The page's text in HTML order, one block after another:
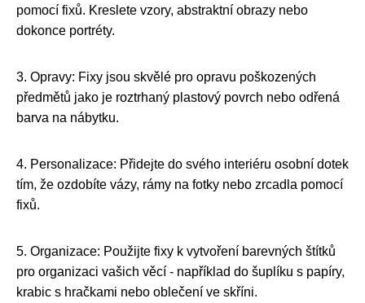
pomocí fixů. Kreslete vzory, abstraktní obrazy nebo
dokonce portréty.
3. Opravy: Fixy jsou skvělé pro opravu poškozených
předmětů jako je roztrhaný plastový povrch nebo odřená
barva na nábytku.
4. Personalizace: Přidejte do svého interiéru osobní dotek
tím, že ozdobíte vázy, rámy na fotky nebo zrcadla pomocí
fixů.
5. Organizace: Použijte fixy k vytvoření barevných štítků
pro organizaci vašich věcí - například do šuplíku s papíry,
krabic s hračkami nebo oblečení ve skříni.